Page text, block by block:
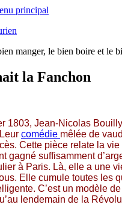
principal
manger, le bien boire et le
la Fanchon
1803, Jean-Nicolas
comédie mêlée de
Cette pièce relate la vie
gagné suffisamment
à Paris. Là, elle a une
Elle cumule toutes les
C’est un modèle
lendemain de la